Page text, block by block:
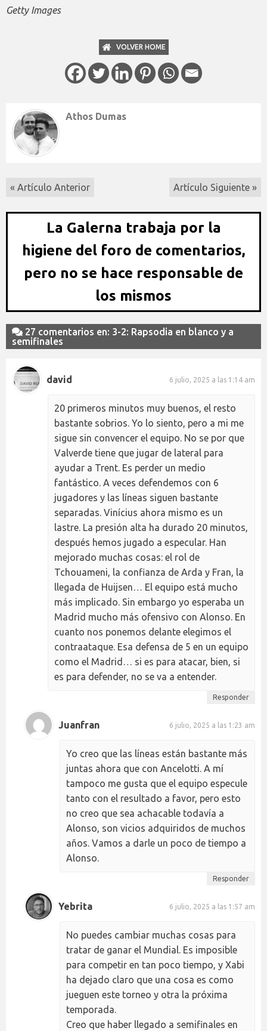
Getty Images
VOLVER HOME
Athos Dumas
« Artículo Anterior Artículo Siguiente »
La Galerna trabaja por la
higiene del foro de comentarios,
pero no se hace responsable de
los mismos
27 comentarios en: 3-2: Rapsodia en blanco y a
semifinales
david 6 julio, 2025 a las 1:14 am
20 primeros minutos muy buenos, el resto
bastante sobrios. Yo lo siento, pero a mi me
sigue sin convencer el equipo. No se por que
Valverde tiene que jugar de lateral para
ayudar a Trent. Es perder un medio
fantástico. A veces defendemos con 6
jugadores y las líneas siguen bastante
separadas. Vinícius ahora mismo es un
lastre. La presión alta ha durado 20 minutos,
después hemos jugado a especular. Han
mejorado muchas cosas: el rol de
Tchouameni, la confianza de Arda y Fran, la
llegada de Huijsen… El equipo está mucho
más implicado. Sin embargo yo esperaba un
Madrid mucho más ofensivo con Alonso. En
cuanto nos ponemos delante elegimos el
contraataque. Esa defensa de 5 en un equipo
como el Madrid… si es para atacar, bien, si
es para defender, no se va a entender.
Responder
Juanfran 6 julio, 2025 a las 1:23 am
Yo creo que las líneas están bastante más
juntas ahora que con Ancelotti. A mí
tampoco me gusta que el equipo especule
tanto con el resultado a favor, pero esto
no creo que sea achacable todavía a
Alonso, son vicios adquiridos de muchos
años. Vamos a darle un poco de tiempo a
Alonso.
Responder
Yebrita 6 julio, 2025 a las 1:57 am
No puedes cambiar muchas cosas para
tratar de ganar el Mundial. Es imposible
para competir en tan poco tiempo, y Xabi
ha dejado claro que una cosa es como
jueguen este torneo y otra la próxima
temporada.
Creo que haber llegado a semifinales en